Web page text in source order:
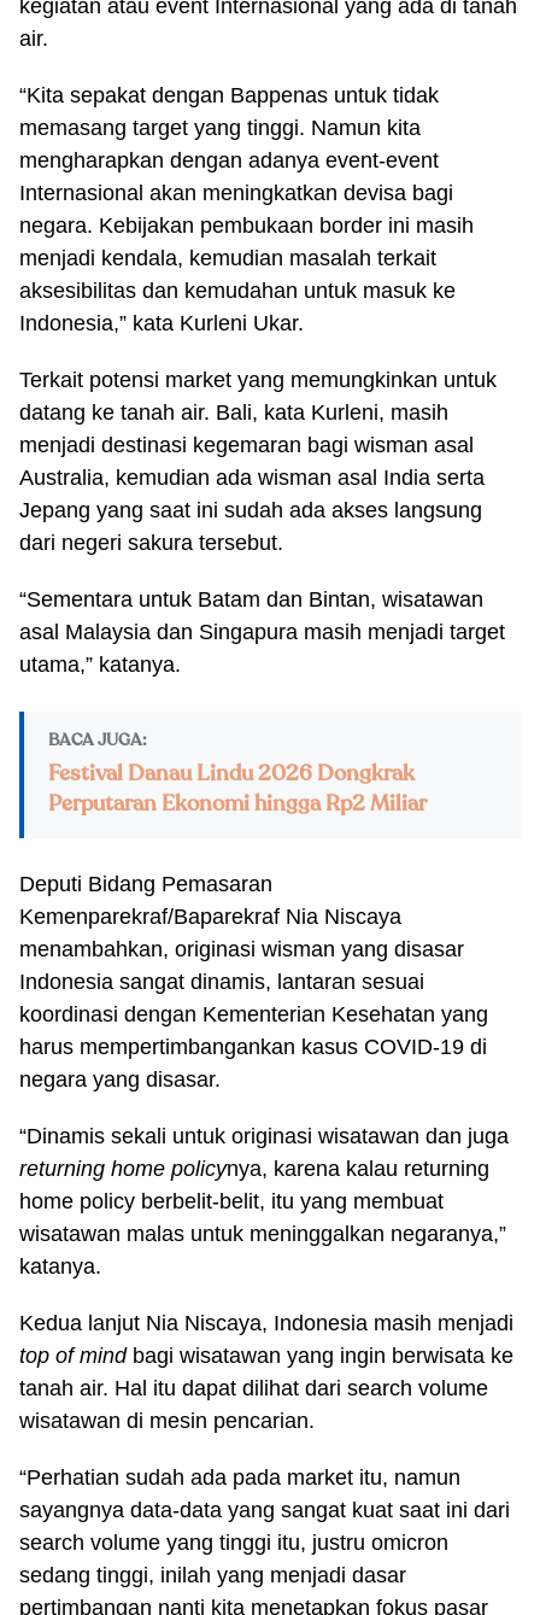
kegiatan atau event Internasional yang ada di tanah
air.
“Kita sepakat dengan Bappenas untuk tidak
memasang target yang tinggi. Namun kita
mengharapkan dengan adanya event-event
Internasional akan meningkatkan devisa bagi
negara. Kebijakan pembukaan border ini masih
menjadi kendala, kemudian masalah terkait
aksesibilitas dan kemudahan untuk masuk ke
Indonesia,” kata Kurleni Ukar.
Terkait potensi market yang memungkinkan untuk
datang ke tanah air. Bali, kata Kurleni, masih
menjadi destinasi kegemaran bagi wisman asal
Australia, kemudian ada wisman asal India serta
Jepang yang saat ini sudah ada akses langsung
dari negeri sakura tersebut.
“Sementara untuk Batam dan Bintan, wisatawan
asal Malaysia dan Singapura masih menjadi target
utama,” katanya.
BACA JUGA:
Festival Danau Lindu 2026 Dongkrak
Perputaran Ekonomi hingga Rp2 Miliar
Deputi Bidang Pemasaran
Kemenparekraf/Baparekraf Nia Niscaya
menambahkan, originasi wisman yang disasar
Indonesia sangat dinamis, lantaran sesuai
koordinasi dengan Kementerian Kesehatan yang
harus mempertimbangankan kasus COVID-19 di
negara yang disasar.
“Dinamis sekali untuk originasi wisatawan dan juga
returning home policynya, karena kalau returning
home policy berbelit-belit, itu yang membuat
wisatawan malas untuk meninggalkan negaranya,”
katanya.
Kedua lanjut Nia Niscaya, Indonesia masih menjadi
top of mindbagi wisatawan yang ingin berwisata ke
tanah air. Hal itu dapat dilihat dari search volume
wisatawan di mesin pencarian.
“Perhatian sudah ada pada market itu, namun
sayangnya data-data yang sangat kuat saat ini dari
search volume yang tinggi itu, justru omicron
sedang tinggi, inilah yang menjadi dasar
pertimbangan nanti kita menetapkan fokus pasar